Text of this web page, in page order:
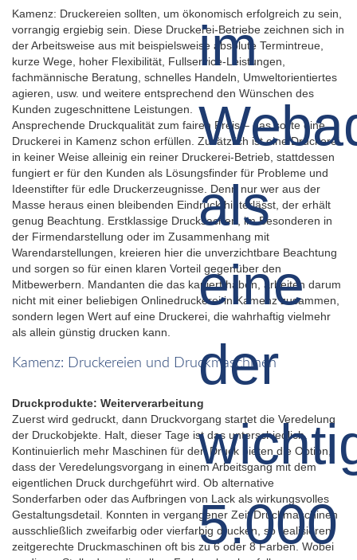
Kamenz: Druckereien sollten, um ökonomisch erfolgreich zu sein,
vorrangig ergiebig sein. Diese Druckerei-Betriebe zeichnen sich in
der Arbeitsweise aus mit beispielsweise absolute Termintreue,
kurze Wege, hoher Flexibilität, Fullservice-Leistungen,
fachmännische Beratung, schnelles Handeln, Umweltorientiertes
agieren, usw. und weitere entsprechend den Wünschen des
Kunden zugeschnittene Leistungen.
Ansprechende Druckqualität zum fairen Preis – das sollte eine
Druckerei in Kamenz schon erfüllen. Zusätzlich ist eine Druckerei
in keiner Weise alleinig ein reiner Druckerei-Betrieb, stattdessen
fungiert er für den Kunden als Lösungsfinder für Probleme und
Ideenstifter für edle Druckerzeugnisse. Denn nur wer aus der
Masse heraus einen bleibenden Eindruck hinterlässt, der erhält
genug Beachtung. Erstklassige Drucksachen, im Besonderen in
der Firmendarstellung oder im Zusammenhang mit
Warendarstellungen, kreieren hier die unverzichtbare Beachtung
und sorgen so für einen klaren Vorteil gegenüber den
Mitbewerbern. Mandanten die das kapiert haben, arbeiten darum
nicht mit einer beliebigen Onlinedruckerei in Kamenz zusammen,
sondern legen Wert auf eine Druckerei, die wahrhaftig vielmehr
als allein günstig drucken kann.
Kamenz: Druckereien und Druckmaschinen
Druckprodukte: Weiterverarbeitung
Zuerst wird gedruckt, dann Druckvorgang startet die Veredelung
der Druckobjekte. Halt, dieser Tage ist das unterschiedlich.
Kontinuierlich mehr Maschinen für den Druck bieten die Option,
dass der Veredelungsvorgang in einem Arbeitsgang mit dem
eigentlichen Druck durchgeführt wird. Ob alternative
Sonderfarben oder das Aufbringen von Lack als wirkungsvolles
Gestaltungsdetail. Konnten in vergangener Zeit Druckmaschinen
ausschließlich zweifarbig oder vierfarbig drucken, so realisieren
zeitgerechte Druckmaschinen oft bis zu 6 oder 8 Farben. Wobei